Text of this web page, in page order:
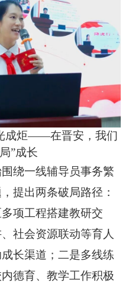
成炬——在晋安，我们
”成长
绕一线辅导员事务繁
提出两条破局路径：
项工程搭建教研交
社会资源联动等育人
长渠道；二是多线练
德育、教学工作积极